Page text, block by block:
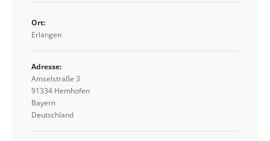
Ort:
Erlangen
Adresse:
Amselstraße 3
91334 Hemhofen
Bayern
Deutschland